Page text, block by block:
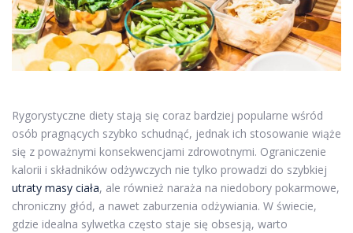
Rygorystyczne diety stają się coraz bardziej popularne wśród
osób pragnących szybko schudnąć, jednak ich stosowanie wiąże
się z poważnymi konsekwencjami zdrowotnymi. Ograniczenie
kalorii i składników odżywczych nie tylko prowadzi do szybkiej
utraty masy ciała, ale również naraża na niedobory pokarmowe,
chroniczny głód, a nawet zaburzenia odżywiania. W świecie,
gdzie idealna sylwetka często staje się obsesją, warto